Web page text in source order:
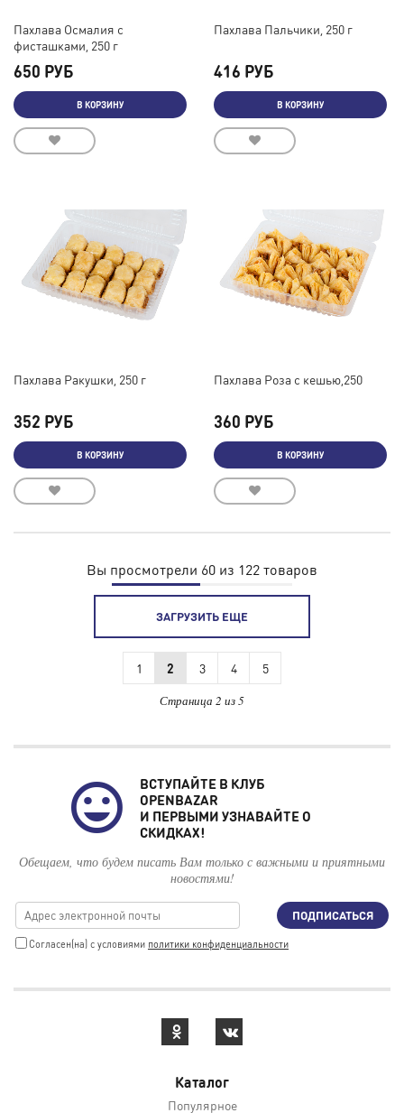
Пахлава Осмалия с
фисташками, 250 г
650 РУБ
В КОРЗИНУ
Пахлава Пальчики, 250 г
416 РУБ
В КОРЗИНУ
Пахлава Ракушки, 250 г
352 РУБ
В КОРЗИНУ
Пахлава Роза с кешью,250
360 РУБ
В КОРЗИНУ
Вы просмотрели 60 из 122 товаров
ЗАГРУЗИТЬ ЕЩЕ
1 2 3 4
5
Страница 2 из 5
ВСТУПАЙТЕ В КЛУБ
OPENBAZAR
И ПЕРВЫМИ УЗНАВАЙТЕ О
СКИДКАХ!
Обещаем, что будем писать Вам только с важными и приятными
новостями!
ПОДПИСАТЬСЯ
Cогласен(на) с условиями политики конфиденциальности
Каталог
Популярное